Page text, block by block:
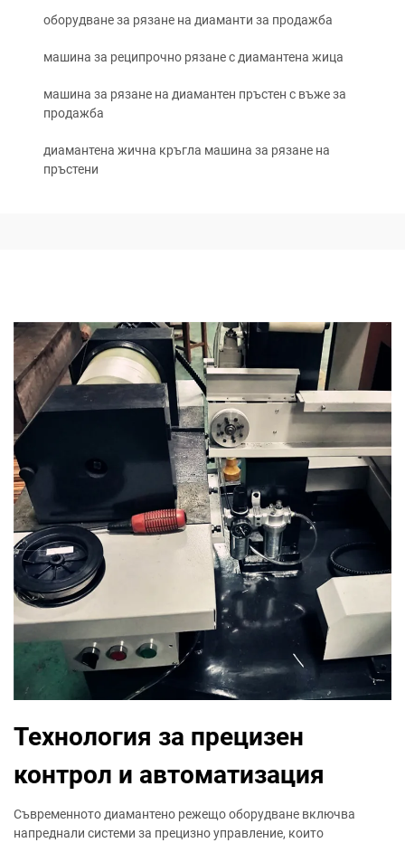
оборудване за рязане на диаманти за продажба
машина за реципрочно рязане с диамантена жица
машина за рязане на диамантен пръстен с въже за
продажба
диамантена жична кръгла машина за рязане на
пръстени
Технология за прецизен
контрол и автоматизация
Съвременното диамантено режещо оборудване включва
напреднали системи за прецизно управление, които